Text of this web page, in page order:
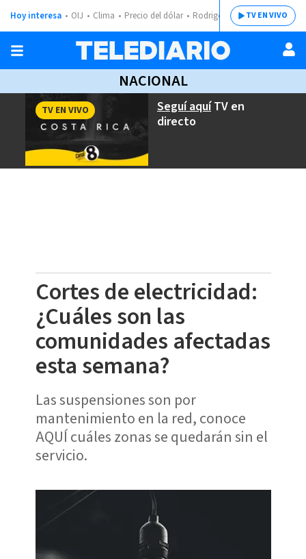
Hoy interesa OIJ Clima Precio del dólar Rodrigo ChavesTV EN VIVO
NACIONAL
Seguí aquíTV en
directo
TV EN VIVO
Cortes de electricidad:
¿Cuáles son las
comunidades afectadas
esta semana?
Las suspensiones son por
mantenimiento en la red, conoce
AQUÍ cuáles zonas se quedarán sin el
servicio.